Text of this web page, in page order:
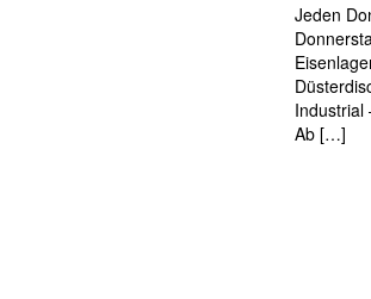
Jeden
Industrial
Ab […]